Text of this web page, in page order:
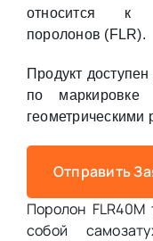
относится к
поролонов (FLR).
Продукт
по маркировке
геометрическими
Отправить
Поролон
собой